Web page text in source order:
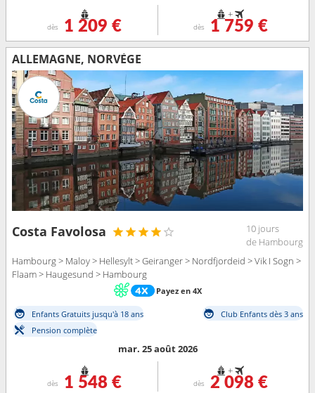
dès 1 209 €
+
dès 1 759 €
ALLEMAGNE, NORVÈGE
Costa Favolosa
10 jours
de Hambourg
Hambourg > Maloy > Hellesylt > Geiranger > Nordfjordeid > Vik I Sogn >
Flaam > Haugesund > Hambourg
Payez en 4X
Enfants Gratuits jusqu'à 18 ans
Club Enfants dès 3 ans
Pension complète
mar. 25 août 2026
dès 1 548 €
+
dès 2 098 €